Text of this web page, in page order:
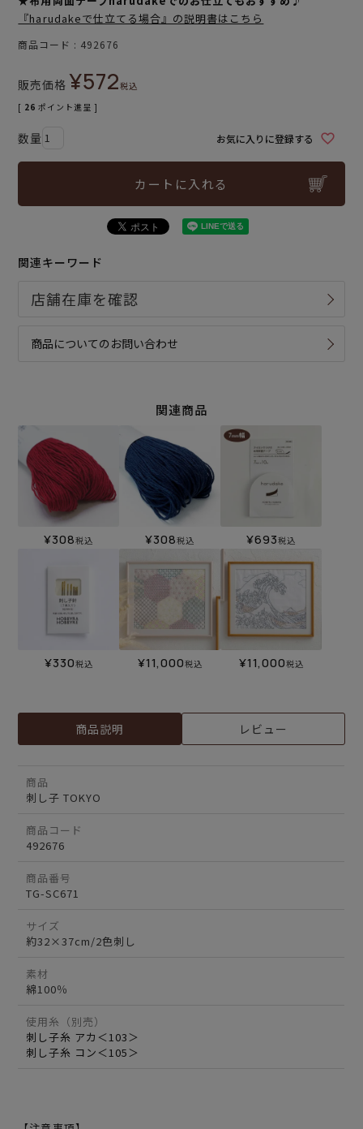
『harudakeで仕立てる場合』の説明書はこちら
商品コード 492676
販売価格 ¥572税込
[ 26 ポイント進呈 ]
お気に入りに登録する
カートに入れる
関連キーワード
商品についてのお問い合わせ
関連商品
¥308税込 ¥308税込 ¥693税込
¥330税込 ¥11,000税込 ¥11,000税込
商品説明 レビュー
商品
刺し子 TOKYO
商品コード
492676
商品番号
TG-SC671
サイズ
約32×37cm/2色刺し
素材
綿100％
使用糸（別売）
刺し子糸 アカ＜103＞
刺し子糸 コン＜105＞